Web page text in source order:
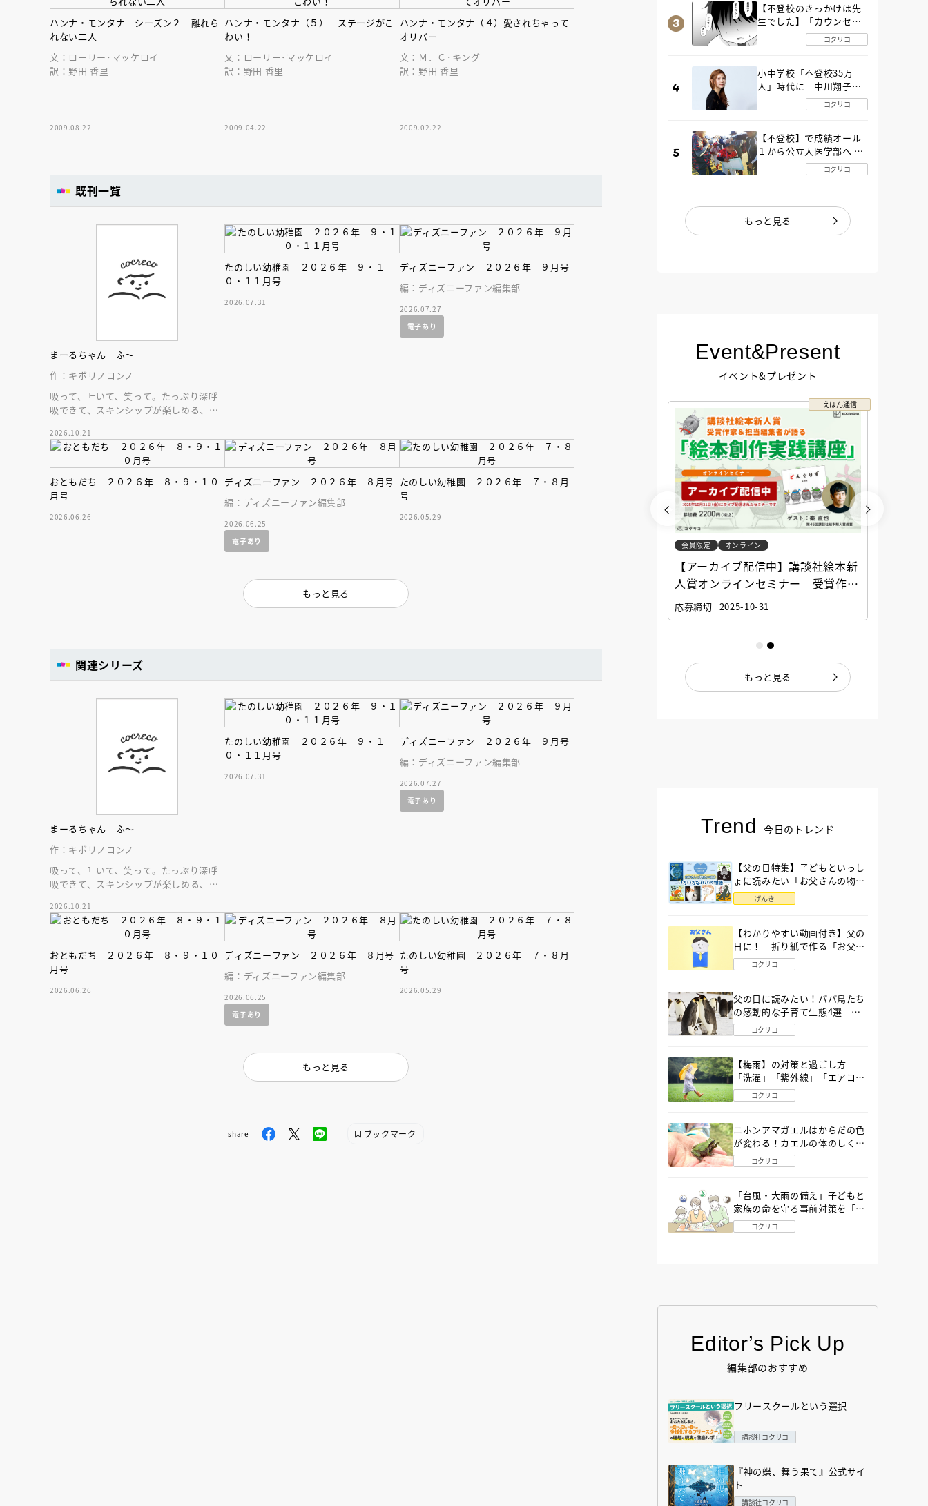
ハンナ・モンタナ シーズン２ 離れら
れない二人
文：ローリー･マッケロイ
訳：野田 香里
2009.08.22
ハンナ・モンタナ（５） ステージがこ
わい！
文：ローリー･マッケロイ
訳：野田 香里
2009.04.22
ハンナ・モンタナ（４）愛されちゃって
オリバー
文：Ｍ．Ｃ･キング
訳：野田 香里
2009.02.22
既刊一覧
まーるちゃん ふ～
作：キボリノコンノ
吸って、吐いて、笑って。たっぷり深呼
吸できて、スキンシップが楽しめる、大
ーストブック。
2026.10.21
たのしい幼稚園 ２０２６年 ９・１
０・１１月号
2026.07.31
ディズニーファン ２０２６年 ９月号
編：ディズニーファン編集部
2026.07.27
電子あり
おともだち ２０２６年 ８・９・１０
月号
2026.06.26
ディズニーファン ２０２６年 ８月号
編：ディズニーファン編集部
2026.06.25
電子あり
たのしい幼稚園 ２０２６年 ７・８月
号
2026.05.29
もっと見る
関連シリーズ
まーるちゃん ふ～
作：キボリノコンノ
吸って、吐いて、笑って。たっぷり深呼
吸できて、スキンシップが楽しめる、大
ーストブック。
2026.10.21
たのしい幼稚園 ２０２６年 ９・１
０・１１月号
2026.07.31
ディズニーファン ２０２６年 ９月号
編：ディズニーファン編集部
2026.07.27
電子あり
おともだち ２０２６年 ８・９・１０
月号
2026.06.26
ディズニーファン ２０２６年 ８月号
編：ディズニーファン編集部
2026.06.25
電子あり
たのしい幼稚園 ２０２６年 ７・８月
号
2026.05.29
もっと見る
share ブックマーク
【不登校のきっかけは先
生でした】「カウンセリ
ングの時間」生徒の情報
をバラしたのは…《第２
コクリコ
小中学校「不登校35万
人」時代に 中川翔子さ
んが審査委員長「不登校
生動画甲子園 2026」が開
コクリコ
【不登校】で成績オール
１から公立大医学部へ 中
２で起立性調節障害「治
るまで３年」の診断 その
コクリコ
もっと見る
Event&Present
イベント&プレゼント
会員限定
人賞オンラインセミナー 受賞作家
と担当編集者が語る「絵本創作実践
応募締切 2025-10-31
えほん通信
会員限定 オンライン
【アーカイブ配信中】講談社絵本新
人賞オンラインセミナー 受賞作家
と担当編集者が語る「絵本創作実践
講座」
応募締切 2025-10-31
もっと見る
Trend 今日のトレンド
【父の日特集】子どもといっし
ょに読みたい「お父さんの物
語」６選
げんき
【わかりやすい動画付き】父の
日に！ 折り紙で作る「お父さ
ん」の簡単な折り方
コクリコ
父の日に読みたい！パパ鳥たち
の感動的な子育て生態4選｜図
鑑MOVE
コクリコ
【梅雨】の対策と過ごし方
「洗濯」「紫外線」「エアコ
ン」「ゲリラ豪雨」…〔気象予
報士が完全ガイド〕
コクリコ
ニホンアマガエルはからだの色
が変わる！カエルの体のしくみ
から両生類の特ちょうまで図鑑
MOVEが解説！
コクリコ
「台風・大雨の備え」子どもと
家族の命を守る事前対策を「防
災アドバイザー」が解説
コクリコ
Editor’s Pick Up
編集部のおすすめ
フリースクールという選択
講談社コクリコ
『神の蝶、舞う果て』公式サイ
ト
講談社コクリコ